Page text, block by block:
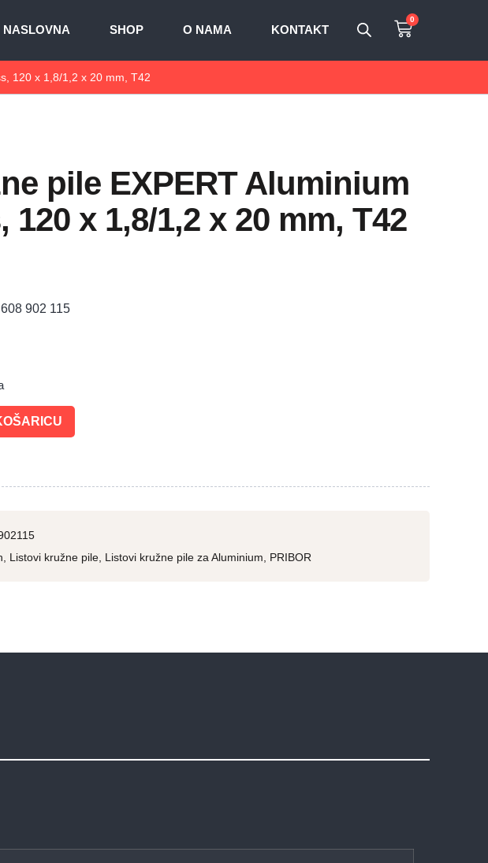
NASLOVNA SHOP O NAMA KONTAKT
0
120 x 1,8/1,2 x 20 mm, T42
pile EXPERT Aluminium
120 x 1,8/1,2 x 20 mm, T42
902 115
Listovi kružne pile Listovi kružne pile za Aluminium PRIBOR